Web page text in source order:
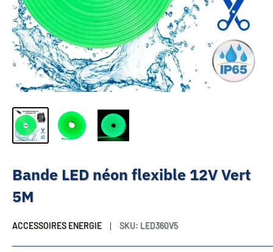
Bande LED néon flexible 12V Vert
5M
ACCESSOIRES ENERGIE SKU: LED360V5